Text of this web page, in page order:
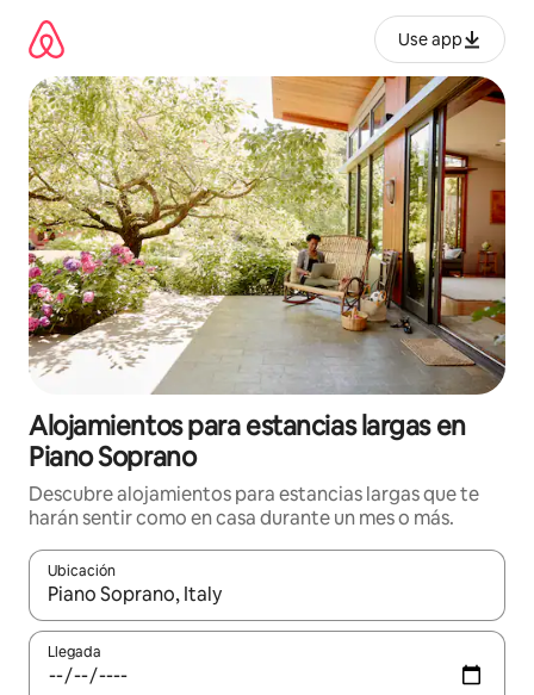
contenido
Use app
Alojamientos para estancias largas en
Piano Soprano
Descubre alojamientos para estancias largas que te
harán sentir como en casa durante un mes o más.
Ubicación
Cuando los resultados estén disponibles, podrás navegar
Llegada